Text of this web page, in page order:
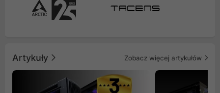
Artykuły Zobacz więcej artykułów